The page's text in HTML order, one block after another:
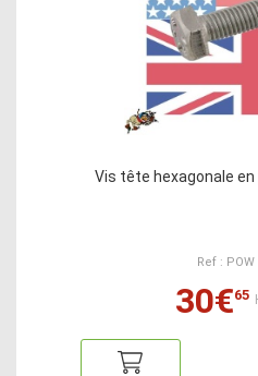
Vis tête hexagonale
Ref : POW
30€65